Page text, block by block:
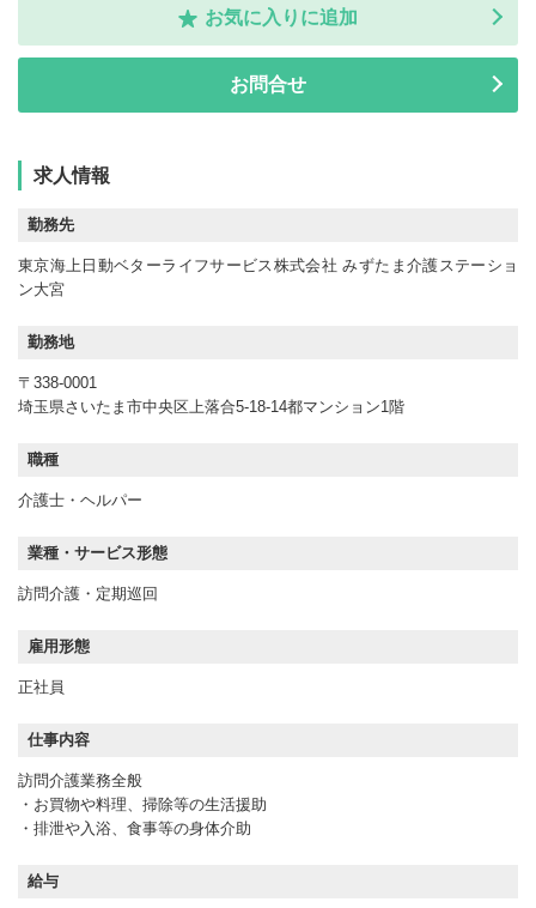
お気に入りに追加
お問合せ
求人情報
勤務先
東京海上日動ベターライフサービス株式会社 みずたま介護ステーショ
ン大宮
勤務地
〒338-0001
埼玉県さいたま市中央区上落合5-18-14都マンション1階
職種
介護士・ヘルパー
業種・サービス形態
訪問介護・定期巡回
雇用形態
正社員
仕事内容
訪問介護業務全般
・お買物や料理、掃除等の生活援助
・排泄や入浴、食事等の身体介助
給与